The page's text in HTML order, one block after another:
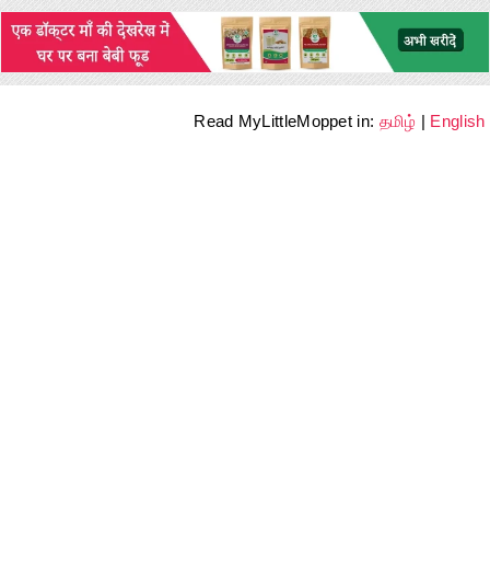
Read MyLittleMoppet in: தமிழ் | English